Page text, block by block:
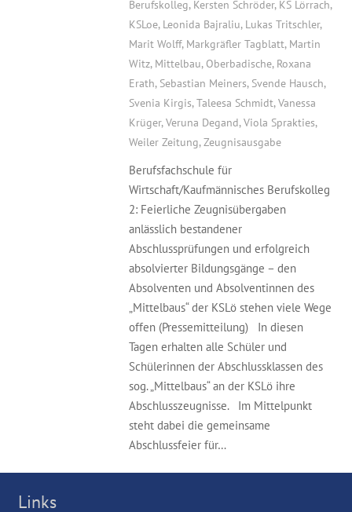
Berufskolleg, Kersten Schröder, KS Lörrach,
KSLoe, Leonida Bajraliu, Lukas Tritschler,
Marit Wolff, Markgräfler Tagblatt, Martin
Witz, Mittelbau, Oberbadische, Roxana
Erath, Sebastian Meiners, Svende Hausch,
Svenia Kirgis, Taleesa Schmidt, Vanessa
Krüger, Veruna Degand, Viola Sprakties,
Weiler Zeitung, Zeugnisausgabe
Berufsfachschule für
Wirtschaft/Kaufmännisches Berufskolleg
2: Feierliche Zeugnisübergaben
anlässlich bestandener
Abschlussprüfungen und erfolgreich
absolvierter Bildungsgänge – den
Absolventen und Absolventinnen des
„Mittelbaus“ der KSLö stehen viele Wege
offen (Pressemitteilung) In diesen
Tagen erhalten alle Schüler und
Schülerinnen der Abschlussklassen des
sog. „Mittelbaus“ an der KSLö ihre
Abschlusszeugnisse. Im Mittelpunkt
steht dabei die gemeinsame
Abschlussfeier für…
Links